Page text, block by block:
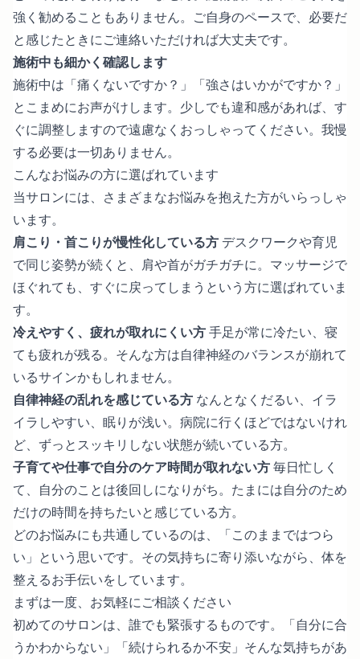
強く勧めることもありません。ご自身のペースで、必要だ
と感じたときにご連絡いただければ大丈夫です。
施術中も細かく確認します
施術中は「痛くないですか？」「強さはいかがですか？」
とこまめにお声がけします。少しでも違和感があれば、す
ぐに調整しますので遠慮なくおっしゃってください。我慢
する必要は一切ありません。
こんなお悩みの方に選ばれています
当サロンには、さまざまなお悩みを抱えた方がいらっしゃ
います。
肩こり・首こりが慢性化している方 デスクワークや育児
で同じ姿勢が続くと、肩や首がガチガチに。マッサージで
ほぐれても、すぐに戻ってしまうという方に選ばれていま
す。
冷えやすく、疲れが取れにくい方手足が常に冷たい、寝
ても疲れが残る。そんな方は自律神経のバランスが崩れて
いるサインかもしれません。
自律神経の乱れを感じている方 なんとなくだるい、イラ
イラしやすい、眠りが浅い。病院に行くほどではないけれ
ど、ずっとスッキリしない状態が続いている方。
子育てや仕事で自分のケア時間が取れない方毎日忙しく
て、自分のことは後回しになりがち。たまには自分のため
だけの時間を持ちたいと感じている方。
どのお悩みにも共通しているのは、「このままではつら
い」という思いです。その気持ちに寄り添いながら、体を
整えるお手伝いをしています。
まずは一度、お気軽にご相談ください
初めてのサロンは、誰でも緊張するものです。「自分に合
うかわからない」「続けられるか不安」そんな気持ちがあ